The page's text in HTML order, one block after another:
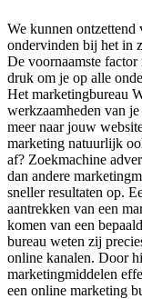
We kunnen ontzettend
ondervinden bij het in
De voornaamste
druk om je op alle
Het marketingbureau
werkzaamheden van
meer naar jouw
marketing natuurlijk
af? Zoekmachine
dan andere
sneller resultaten op.
aantrekken van een
komen van een
bureau weten zij
online kanalen. Door
marketingmiddelen
een online marketing